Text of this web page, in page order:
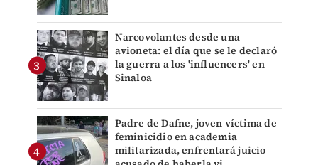
Narcovolantes desde una
avioneta: el día que se le declaró
la guerra a los 'influencers' en
Sinaloa
Padre de Dafne, joven víctima de
feminicidio en academia
militarizada, enfrentará juicio